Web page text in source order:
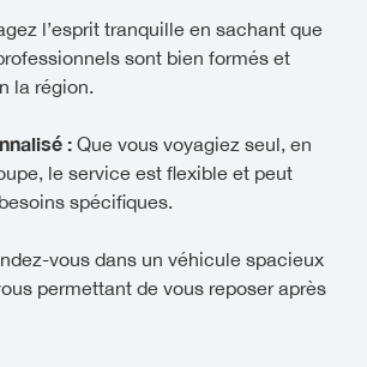
l’esprit tranquille en sachant que
sont bien formés et
la région.
:Que vous voyagiez seul, en
le service est flexible et peut
spécifiques.
vous dans un véhicule spacieux
permettant de vous reposer après